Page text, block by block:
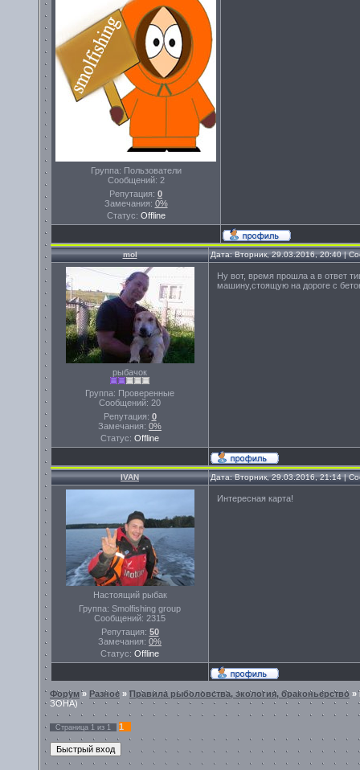
Группа: Пользователи
Сообщений: 2
Репутация: 0
Замечания: 0%
Статус: Offline
mol Дата: Вторник, 29.03.2016, 20:40 |
рыбачок
Группа: Проверенные
Сообщений: 20
Репутация: 0
Замечания: 0%
Статус: Offline
Ну вот, время прошла а в ответ
машину,стоящую на дороге с
IVAN Дата: Вторник, 29.03.2016, 21:14 |
Настоящий рыбак
Группа: Smolfishing group
Сообщений: 2315
Репутация: 50
Замечания: 0%
Статус: Offline
Интересная карта!
Форум» Разное » Правила рыболовства, экология, браконьерство »
ЗОНА)
Страница 1 из 1 1